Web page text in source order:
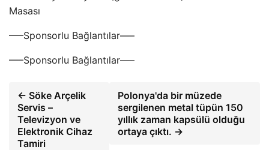
Masası
—–Sponsorlu Bağlantılar—–
—–Sponsorlu Bağlantılar—–
← Söke Arçelik
Servis –
Televizyon ve
Elektronik Cihaz
Tamiri
Polonya'da bir müzede
sergilenen metal tüpün 150
yıllık zaman kapsülü olduğu
ortaya çıktı. →